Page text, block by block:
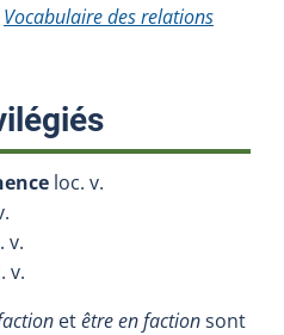
Vocabulaire des relations
externe s'ouvrira dans une
:
loc. v.
v.
v.
etêtre en factionsont